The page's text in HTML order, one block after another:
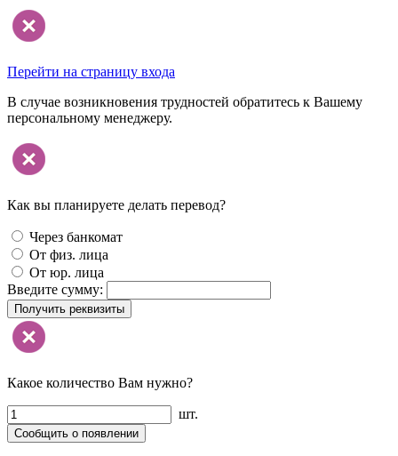
Перейти на страницу входа
В случае возникновения трудностей обратитесь к Вашему
персональному менеджеру.
Как вы планируете делать перевод?
Через банкомат
От физ. лица
От юр. лица
Введите сумму:
Получить реквизиты
Какое количество Вам нужно?
шт.
Сообщить о появлении